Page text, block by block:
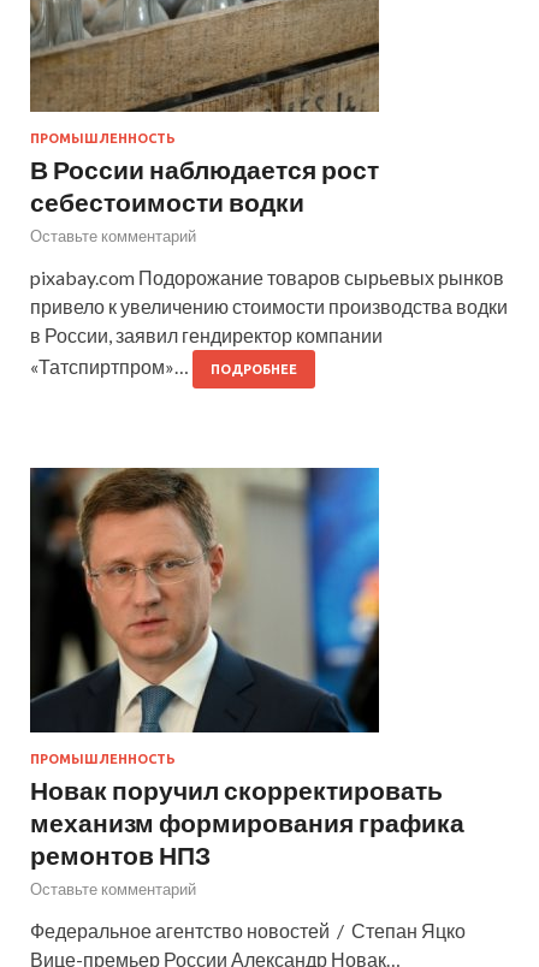
ПРОМЫШЛЕННОСТЬ
В России наблюдается рост
себестоимости водки
Оставьте комментарий
pixabay.com Подорожание товаров сырьевых рынков
привело к увеличению стоимости производства водки
в России, заявил гендиректор компании
«Татспиртпром»…
ПОДРОБНЕЕ
ПРОМЫШЛЕННОСТЬ
Новак поручил скорректировать
механизм формирования графика
ремонтов НПЗ
Оставьте комментарий
Федеральное агентство новостей / Степан Яцко
Вице-премьер России Александр Новак…